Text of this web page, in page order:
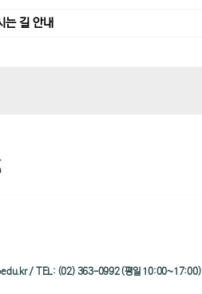
는 길 안내
/ TEL: (02) 363-0992 (평일 10:00~17:00)